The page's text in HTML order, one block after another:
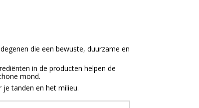
die een bewuste, duurzame en
in de producten helpen de
mond.
tanden en het milieu.